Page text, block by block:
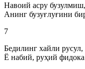
Навоий асру
Анинг бузуғлуғини
7
Бедилинг хайли русул,
Ё набий, руҳий фидока